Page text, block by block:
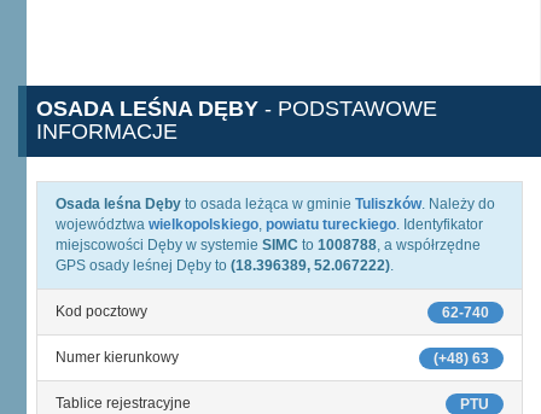
OSADA LEŚNA DĘBY - PODSTAWOWE
INFORMACJE
Osada leśna Dęby to osada leżąca w gminie Tuliszków. Należy do
województwa wielkopolskiego, powiatu tureckiego. Identyfikator
miejscowości Dęby w systemie SIMC to 1008788, a współrzędne
GPS osady leśnej Dęby to (18.396389, 52.067222).
62-740
Kod pocztowy
(+48) 63
Numer kierunkowy
PTU
Tablice rejestracyjne